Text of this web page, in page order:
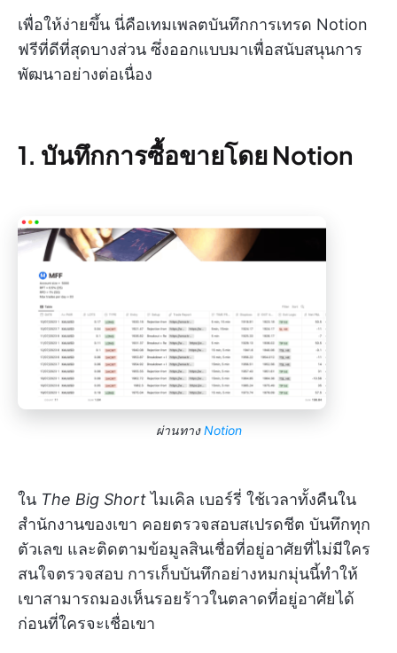
เพื่อให้ง่ายขึ้น นี่คือเทมเพลตบันทึกการเทรด Notion
ฟรีที่ดีที่สุดบางส่วน ซึ่งออกแบบมาเพื่อสนับสนุนการ
พัฒนาอย่างต่อเนื่อง
1. บันทึกการซื้อขายโดย Notion
ผ่านทางNotion
ใน The Big Shortไมเคิล เบอร์รี่ ใช้เวลาทั้งคืนใน
สำนักงานของเขา คอยตรวจสอบสเปรดชีต บันทึกทุก
ตัวเลข และติดตามข้อมูลสินเชื่อที่อยู่อาศัยที่ไม่มีใคร
สนใจตรวจสอบ การเก็บบันทึกอย่างหมกมุ่นนี้ทำให้
เขาสามารถมองเห็นรอยร้าวในตลาดที่อยู่อาศัยได้
ก่อนที่ใครจะเชื่อเขา